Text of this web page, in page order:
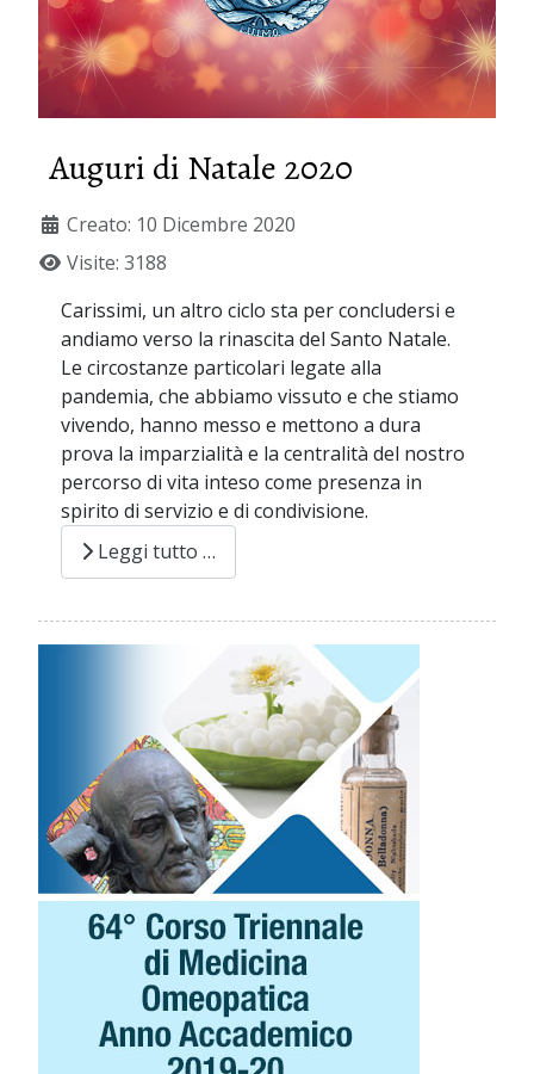
Auguri di Natale 2020
Creato: 10 Dicembre 2020
Visite: 3188
Carissimi, un altro ciclo sta per concludersi e
andiamo verso la rinascita del Santo Natale.
Le circostanze particolari legate alla
pandemia, che abbiamo vissuto e che stiamo
vivendo, hanno messo e mettono a dura
prova la imparzialità e la centralità del nostro
percorso di vita inteso come presenza in
spirito di servizio e di condivisione.
Leggi tutto …